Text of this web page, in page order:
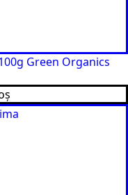
Green Organics